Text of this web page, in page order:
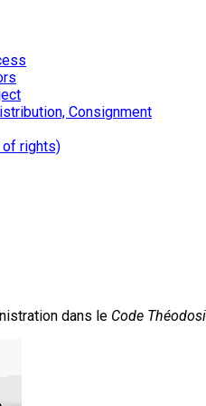
Consignment
of rights)
dans le Code